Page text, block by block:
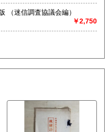
俗信と迷信 ＜日本の俗信＞ 3版 （迷信調査協議会編）
￥2,750